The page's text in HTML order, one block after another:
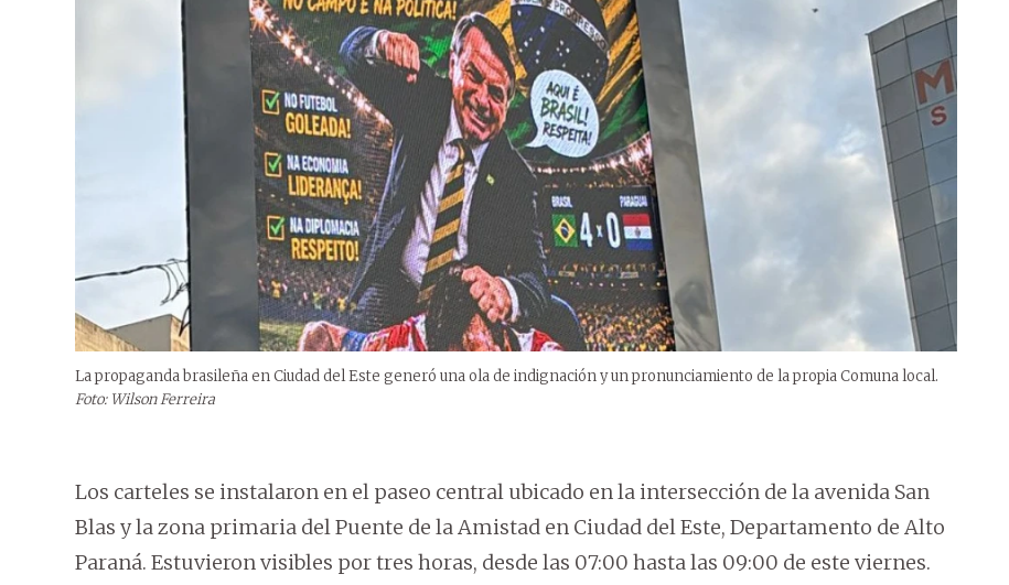
La propaganda brasileña en Ciudad del Este generó una ola de indignación y un pronunciamiento de la propia Comuna local.
Foto: Wilson Ferreira
Los carteles se instalaron en el paseo central ubicado en la intersección de la avenida San
Blas y la zona primaria del Puente de la Amistad en Ciudad del Este, Departamento de Alto
Paraná. Estuvieron visibles por tres horas, desde las 07:00 hasta las 09:00 de este viernes.